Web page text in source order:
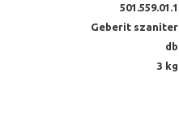
501.559.01.1
Geberit szaniter
db
3 kg